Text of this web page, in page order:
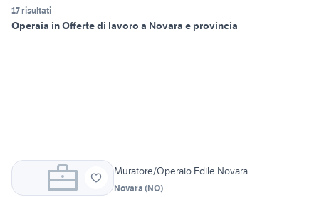
17 risultati
Operaia in Offerte di lavoro a Novara e provincia
Muratore/Operaio Edile Novara
Novara (NO)